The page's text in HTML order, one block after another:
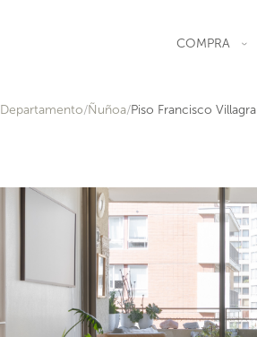
COMPRA
Departamento Ñuñoa Piso Francisco Villagra